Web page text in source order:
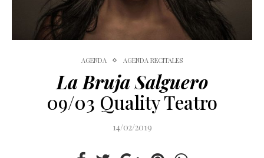
AGENDA AGENDA RECITALES
La Bruja Salguero
09/03 Quality Teatro
14/02/2019